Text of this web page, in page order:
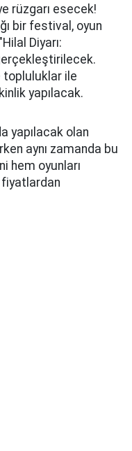
rüzgarı esecek!
bir festival, oyun
Diyarı:
topluluklar ile
yapılacak.
yapılacak olan
aynı zamanda bu
hem oyunları
fiyatlardan